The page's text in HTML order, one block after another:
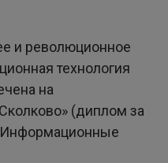
и революционное
технология
на
(диплом за